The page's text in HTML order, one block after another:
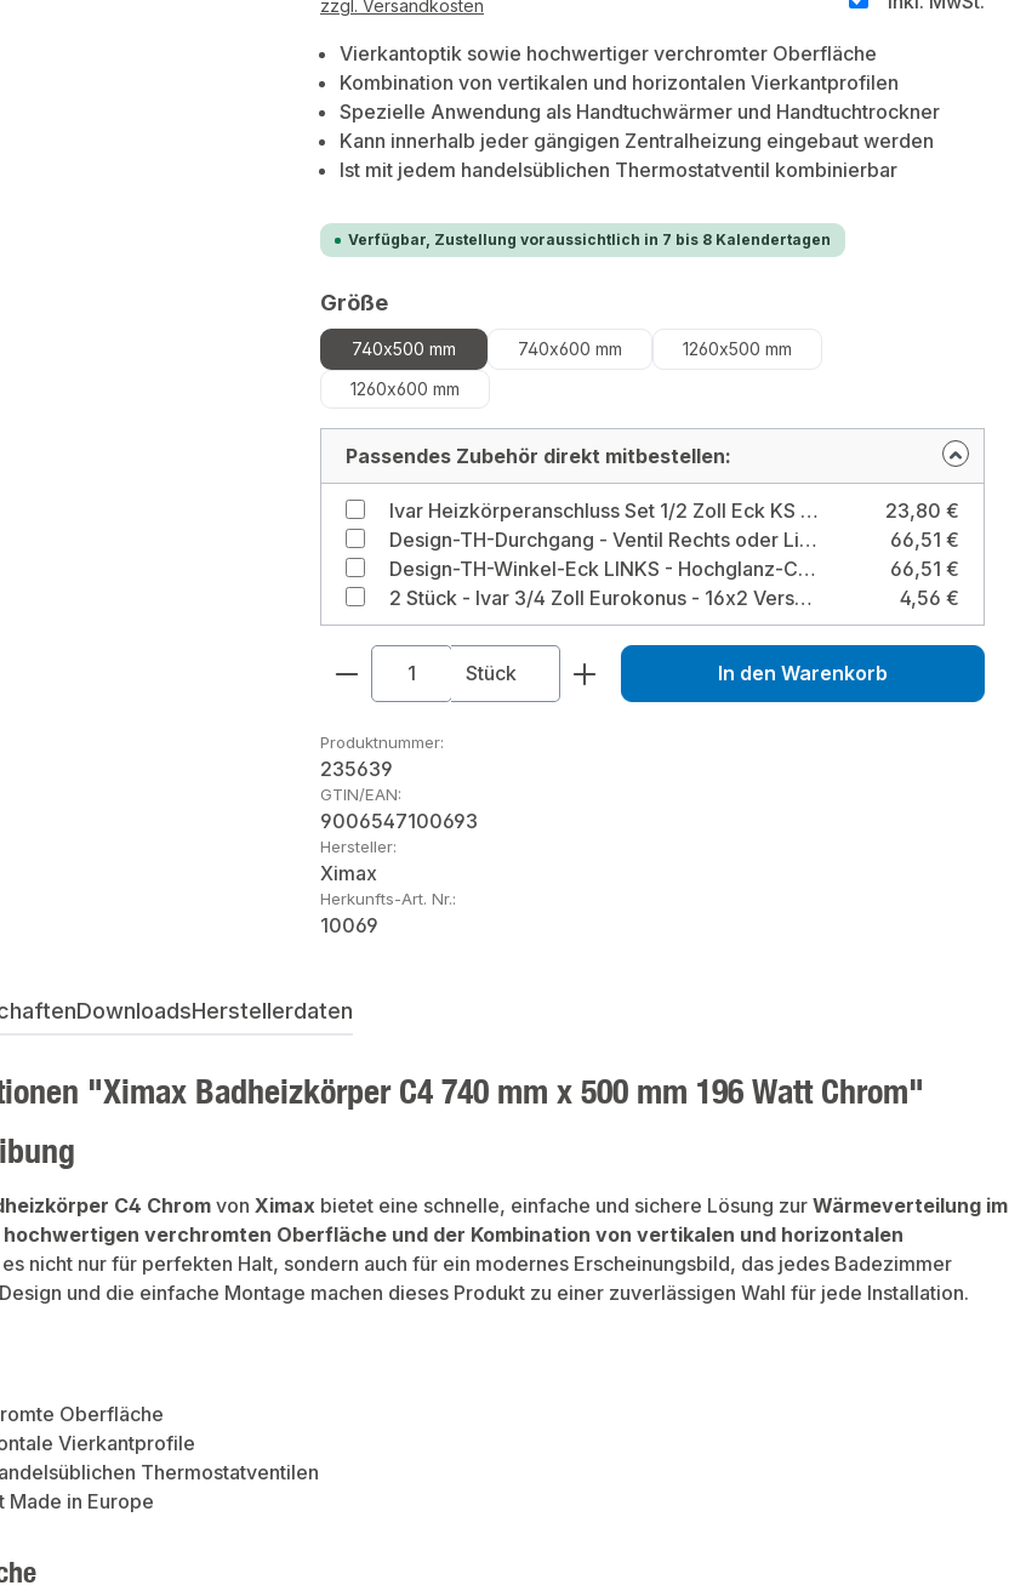
zzgl. Versandkosten
Vierkantoptik sowie hochwertiger verchromter Oberfläche
Kombination von vertikalen und horizontalen Vierkantprofilen
Spezielle Anwendung als Handtuchwärmer und Handtuchtrockner
Kann innerhalb jeder gängigen Zentralheizung eingebaut werden
Ist mit jedem handelsüblichen Thermostatventil kombinierbar
Verfügbar, Zustellung voraussichtlich in 7 bis 8 Kalendertagen
Größeauswählen
740x500 mm 740x600 mm
1260x500 mm
1260x600 mm
Passendes Zubehör direkt mitbestellen:
Ivar Heizkörperanschluss Set 1/2 Zoll Eck KS 302 LN Ausführung: 1/2" Eck-Bausatz
23,80 €
Design-TH-Durchgang - Ventil Rechts oder Links montierbar - Chrom Farbe: verchromt
66,51 €
Design-TH-Winkel-Eck LINKS - Hochglanz-Chrom Ausrichtung: Links / Farbe: Hochglanz-Chrom
66,51 €
2 Stück - Ivar 3/4 Zoll Eurokonus - 16x2 Verschraubung für MSV- und PEx-Rohr Größe: EUROKONUS 16 x 2 mm
4,56 €
Produkt Anzahl: Gib den gewünschten Wert
Stück In den Warenkorb
Produktnummer:
235639
GTIN/EAN:
9006547100693
Hersteller:
Ximax
Herkunfts-Art. Nr.:
10069
DownloadsHerstellerdaten
"Ximax Badheizkörper C4 740 mm x 500 mm 196 Watt Chrom"
C4 Chrom von Ximax bietet eine schnelle, einfache und sichere Lösung zur Wärmeverteilung im
hochwertigen verchromten Oberfläche und der Kombination von vertikalen und horizontalen
nicht nur für perfekten Halt, sondern auch für ein modernes Erscheinungsbild, das jedes Badezimmer
und die einfache Montage machen dieses Produkt zu einer zuverlässigen Wahl für jede Installation.
Oberfläche
Vierkantprofile
Thermostatventilen
Made in Europe